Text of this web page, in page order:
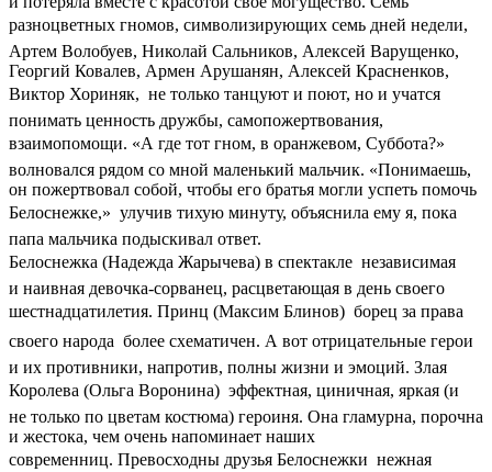
разноцветных гномов, символизирующих семь дней недели, 
Артем Волобуев, Николай Сальников, Алексей Варущенко,
Георгий Ковалев, Армен Арушанян, Алексей Красненков,
Виктор Хориняк,  не только танцуют и поют, но и учатся
понимать ценность дружбы, самопожертвования,
взаимопомощи. «А где тот гном, в оранжевом, Суббота?» 
волновался рядом со мной маленький мальчик. «Понимаешь,
он пожертвовал собой, чтобы его братья могли успеть помочь
Белоснежке,»  улучив тихую минуту, объяснила ему я, пока
папа мальчика подыскивал ответ.
Белоснежка (Надежда Жарычева) в спектакле  независимая
и наивная девочка-сорванец, расцветающая в день своего
шестнадцатилетия. Принц (Максим Блинов)  борец за права
своего народа  более схематичен. А вот отрицательные герои
и их противники, напротив, полны жизни и эмоций. Злая
Королева (Ольга Воронина)  эффектная, циничная, яркая (и
не только по цветам костюма) героиня. Она гламурна, порочна
и жестока, чем очень напоминает наших
современниц. Превосходны друзья Белоснежки  нежная